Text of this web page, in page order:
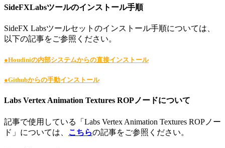
SideFXLabsツールのインストール手順
SideFX Labsツールセットのインストール手順については、
以下の記事をご参照ください。
●Houdiniの内部システムからの直接インストール
●Githubからの手動インストール
Labs Vertex Animation Textures ROPノードについて
記事で使用している「Labs Vertex Animation Textures ROPノー
ド」については、 こちらの記事をご参照ください。